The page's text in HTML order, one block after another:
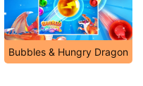
Bubbles & Hungry Dragon